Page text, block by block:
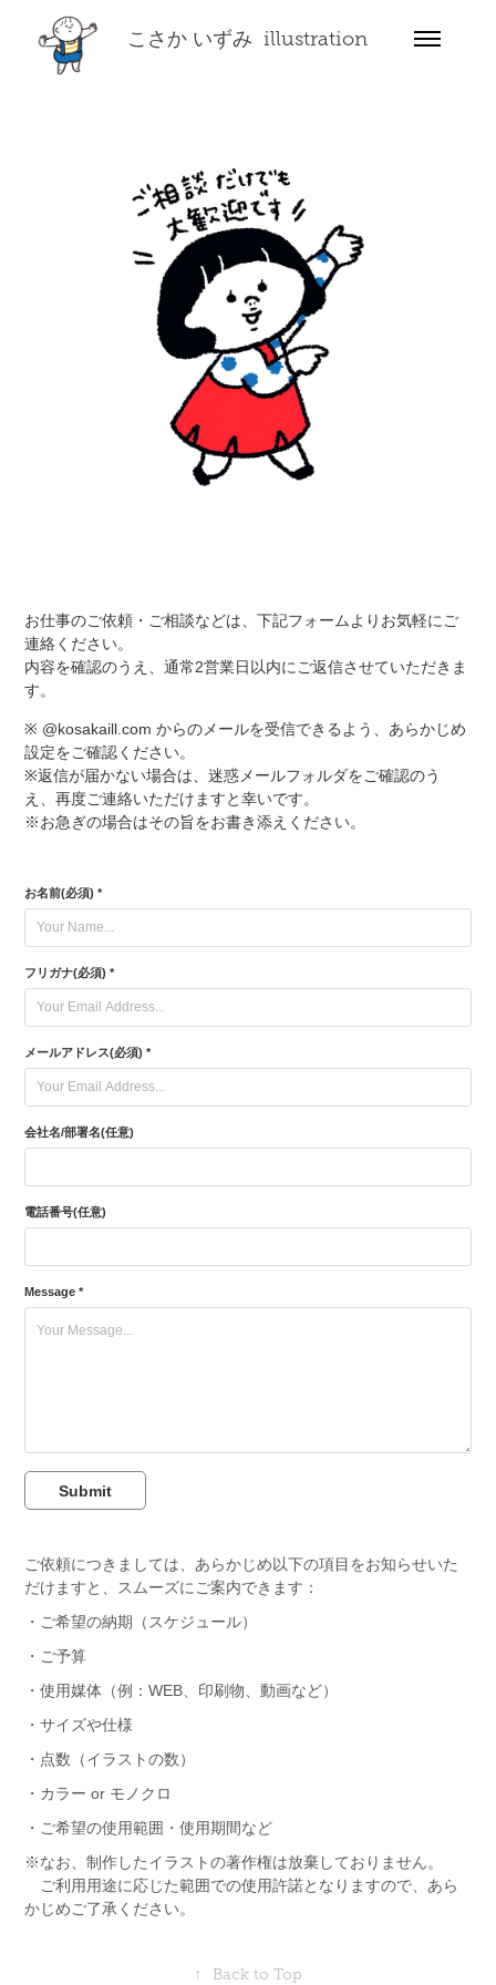
こさか いずみ  illustration
お仕事のご依頼・ご相談などは、下記フォームよりお気軽にご
連絡ください。
内容を確認のうえ、通常2営業日以内にご返信させていただきま
す。
※ @kosakaill.com からのメールを受信できるよう、あらかじめ
設定をご確認ください。
※返信が届かない場合は、迷惑メールフォルダをご確認のう
え、再度ご連絡いただけますと幸いです。
※お急ぎの場合はその旨をお書き添えください。
お名前(必須) *
フリガナ(必須) *
メールアドレス(必須) *
会社名/部署名(任意)
電話番号(任意)
Message *
Submit
ご依頼につきましては、あらかじめ以下の項目をお知らせいた
だけますと、スムーズにご案内できます：
・ご希望の納期（スケジュール）
・ご予算
・使用媒体（例：WEB、印刷物、動画など）
・サイズや仕様
・点数（イラストの数）
・カラー or モノクロ
・ご希望の使用範囲・使用期間など
※なお、制作したイラストの著作権は放棄しておりません。
ご利用用途に応じた範囲での使用許諾となりますので、あら
かじめご了承くださ い。
↑ Back to Top